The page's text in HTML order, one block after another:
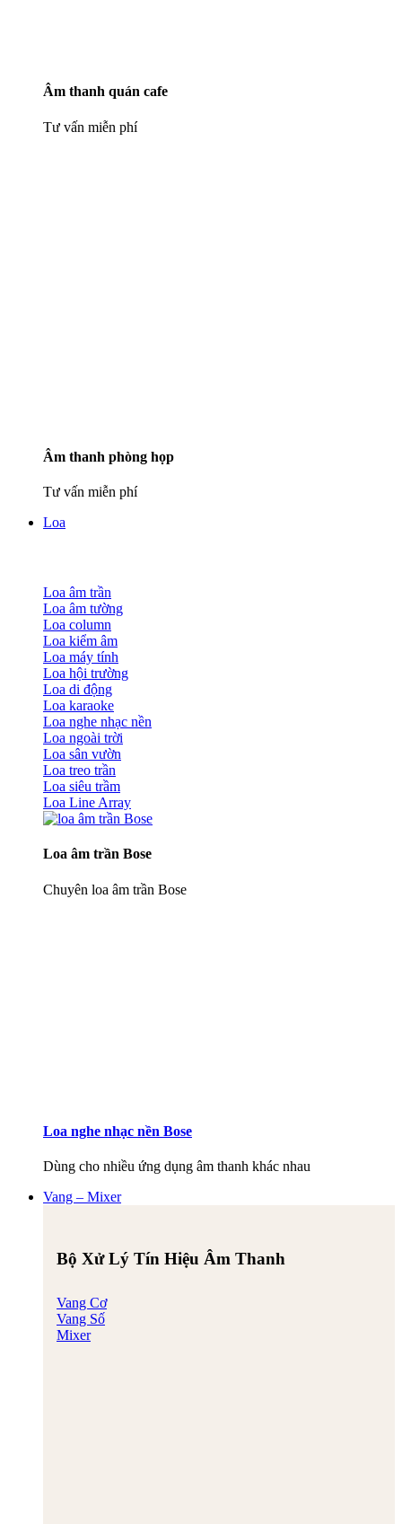
Âm thanh quán cafe
Tư vấn miễn phí
Âm thanh phòng họp
Tư vấn miễn phí
Loa
Loa âm trần
Loa âm tường
Loa column
Loa kiểm âm
Loa máy tính
Loa hội trường
Loa di động
Loa karaoke
Loa nghe nhạc nền
Loa ngoài trời
Loa sân vườn
Loa treo trần
Loa siêu trầm
Loa Line Array
Loa âm trần Bose
Chuyên loa âm trần Bose
Loa nghe nhạc nền Bose
Dùng cho nhiều ứng dụng âm thanh khác nhau
Vang – Mixer
Bộ Xử Lý Tín Hiệu Âm Thanh
Vang Cơ
Vang Số
Mixer